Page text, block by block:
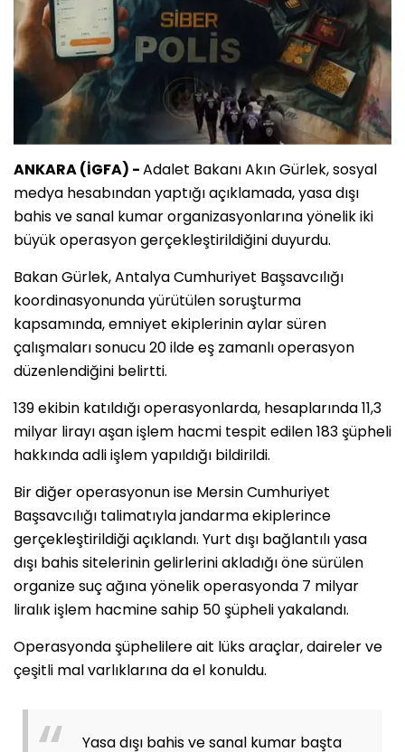
ANKARA (İGFA) -Adalet Bakanı Akın Gürlek, sosyal
medya hesabından yaptığı açıklamada, yasa dışı
bahis ve sanal kumar organizasyonlarına yönelik iki
büyük operasyon gerçekleştirildiğini duyurdu.
Bakan Gürlek, Antalya Cumhuriyet Başsavcılığı
koordinasyonunda yürütülen soruşturma
kapsamında, emniyet ekiplerinin aylar süren
çalışmaları sonucu 20 ilde eş zamanlı operasyon
düzenlendiğini belirtti.
139 ekibin katıldığı operasyonlarda, hesaplarında 11,3
milyar lirayı aşan işlem hacmi tespit edilen 183 şüpheli
hakkında adli işlem yapıldığı bildirildi.
Bir diğer operasyonun ise Mersin Cumhuriyet
Başsavcılığı talimatıyla jandarma ekiplerince
gerçekleştirildiği açıklandı. Yurt dışı bağlantılı yasa
dışı bahis sitelerinin gelirlerini akladığı öne sürülen
organize suç ağına yönelik operasyonda 7 milyar
liralık işlem hacmine sahip 50 şüpheli yakalandı.
Operasyonda şüphelilere ait lüks araçlar, daireler ve
çeşitli mal varlıklarına da el konuldu.
Yasa dışı bahis ve sanal kumar başta